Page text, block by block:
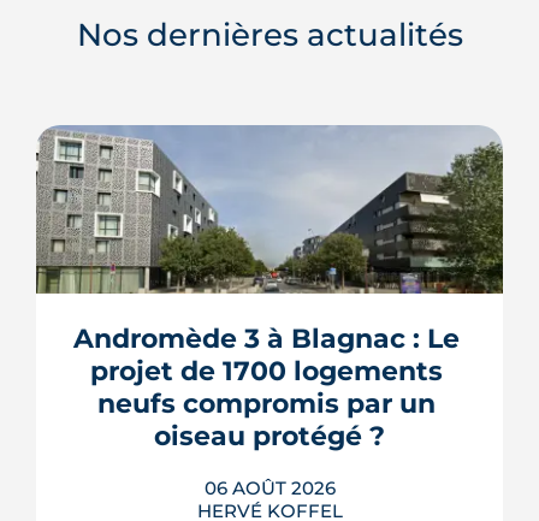
Nos dernières actualités
Andromède 3 à Blagnac : Le
projet de 1700 logements
neufs compromis par un
oiseau protégé ?
06 AOÛT 2026
HERVÉ KOFFEL